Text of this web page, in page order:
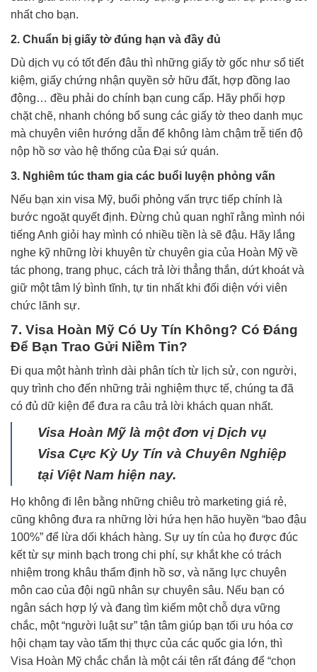
nhất cho bạn.
2. Chuẩn bị giấy tờ đúng hạn và đầy đủ
Dù dịch vụ có tốt đến đâu thì những giấy tờ gốc như sổ tiết
kiệm, giấy chứng nhận quyền sở hữu đất, hợp đồng lao
động… đều phải do chính bạn cung cấp. Hãy phối hợp
chặt chẽ, nhanh chóng bổ sung các giấy tờ theo danh mục
mà chuyên viên hướng dẫn để không làm chậm trễ tiến độ
nộp hồ sơ vào hệ thống của Đại sứ quán.
3. Nghiêm túc tham gia các buổi luyện phỏng vấn
Nếu bạn xin visa Mỹ, buổi phỏng vấn trực tiếp chính là
bước ngoặt quyết định. Đừng chủ quan nghĩ rằng mình nói
tiếng Anh giỏi hay mình có nhiều tiền là sẽ đậu. Hãy lắng
nghe kỹ những lời khuyên từ chuyên gia của Hoàn Mỹ về
tác phong, trang phục, cách trả lời thẳng thắn, dứt khoát và
giữ một tâm lý bình tĩnh, tự tin nhất khi đối diện với viên
chức lãnh sự.
7. Visa Hoàn Mỹ Có Uy Tín Không? Có Đáng
Để Bạn Trao Gửi Niềm Tin?
Đi qua một hành trình dài phân tích từ lịch sử, con người,
quy trình cho đến những trải nghiệm thực tế, chúng ta đã
có đủ dữ kiện để đưa ra câu trả lời khách quan nhất.
Visa Hoàn Mỹ là một đơn vị Dịch vụ
Visa Cực Kỳ Uy Tín và Chuyên Nghiệp
tại Việt Nam hiện nay.
Họ không đi lên bằng những chiêu trò marketing giá rẻ,
cũng không đưa ra những lời hứa hẹn hão huyền “bao đậu
100%” để lừa dối khách hàng. Sự uy tín của họ được đúc
kết từ sự minh bạch trong chi phí, sự khắt khe có trách
nhiệm trong khâu thẩm định hồ sơ, và năng lực chuyên
môn cao của đội ngũ nhân sự chuyên sâu. Nếu bạn có
ngân sách hợp lý và đang tìm kiếm một chỗ dựa vững
chắc, một “người luật sư” tận tâm giúp bạn tối ưu hóa cơ
hội chạm tay vào tấm thị thực của các quốc gia lớn, thì
Visa Hoàn Mỹ chắc chắn là một cái tên rất đáng để “chọn